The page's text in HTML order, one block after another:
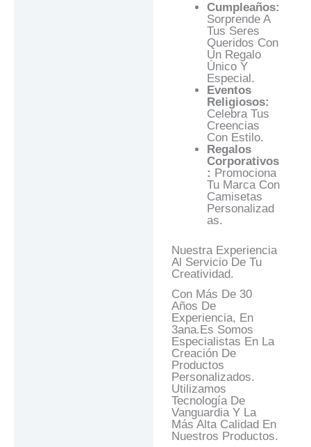
Cumpleaños:
Sorprende A
Tus Seres
Queridos Con
Un Regalo
Único Y
Especial.
Eventos
Religiosos:
Celebra Tus
Creencias
Con Estilo.
Regalos
Corporativos
: Promociona
Tu Marca Con
Camisetas
Personalizad
As.
Nuestra Experiencia
Al Servicio De Tu
Creatividad.
Con Más De 30
Años De
Experiencia, En
3ana.es Somos
Especialistas En La
Creación De
Productos
Personalizados.
Utilizamos
Tecnología De
Vanguardia Y La
Más Alta Calidad En
Nuestros Productos.